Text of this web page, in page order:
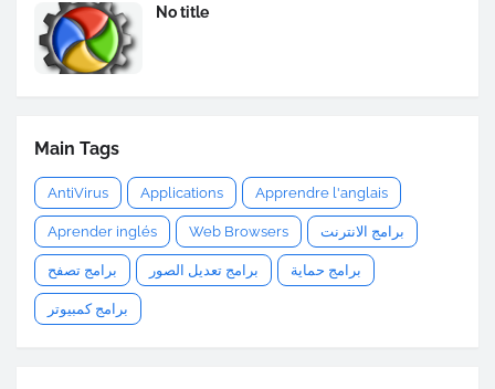
No title
Main Tags
AntiVirus Applications Apprendre l'anglais
Aprender inglés Web Browsers برامج الانترنت
برامج تصفح برامج تعديل الصور برامج حماية
برامج كمبيوتر